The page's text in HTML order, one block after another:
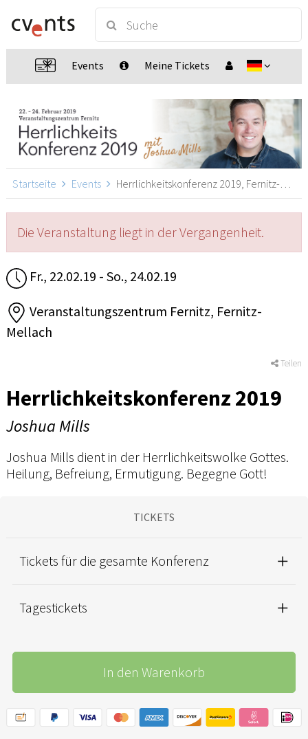
Events Meine Tickets
Startseite Events Herrlichkeitskonferenz 2019, Fernitz-Mellach
Die Veranstaltung liegt in der Vergangenheit.
Fr., 22.02.19 - So., 24.02.19
Veranstaltungszentrum Fernitz, Fernitz-
Mellach
Teilen
Herrlichkeitskonferenz 2019
Joshua Mills
Joshua Mills dient in der Herrlichkeitswolke Gottes.
Heilung, Befreiung, Ermutigung. Begegne Gott!
TICKETS
Tickets für die gesamte Konferenz
Tagestickets
In den Warenkorb